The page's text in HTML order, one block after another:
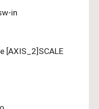
in
[AXIS_2]SCALE